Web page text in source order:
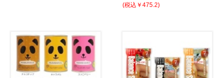
(税込￥475.2)